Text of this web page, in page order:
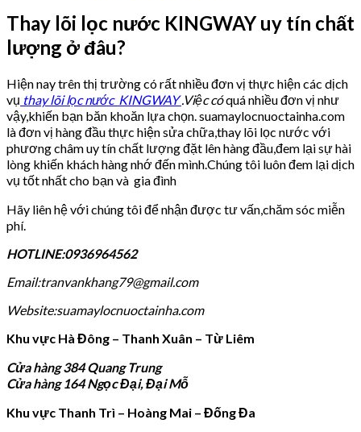
Thay lõi lọc nước KINGWAY uy tín chất
lượng ở đâu?
Hiện nay trên thị trường có rất nhiều đơn vị thực hiện các dịch
vụ thay lõi lọc nước KINGWAY .Việc cóquá nhiều đơn vị như
vậy,khiến bạn băn khoăn lựa chọn. suamaylocnuoctainha.com
là đơn vị hàng đầu thực hiện sửa chữa,thay lõi lọc nước với
phương châm uy tín chất lượng đặt lên hàng đầu,đem lại sự hài
lòng khiến khách hàng nhớ đến mình.Chúng tôi luôn đem lại dịch
vụ tốt nhất cho bạn và gia đình
Hãy liên hệ với chúng tôi để nhận được tư vấn,chăm sóc miễn
phí.
HOTLINE:0936964562
Email:tranvankhang79@gmail.com
Website:suamaylocnuoctainha.com
Khu vực Hà Đông – Thanh Xuân – Từ Liêm
Cửa hàng 384 Quang Trung
Cửa hàng 164 Ngọc Đại, Đại Mỗ
Khu vực Thanh Trì – Hoàng Mai – Đống Đa